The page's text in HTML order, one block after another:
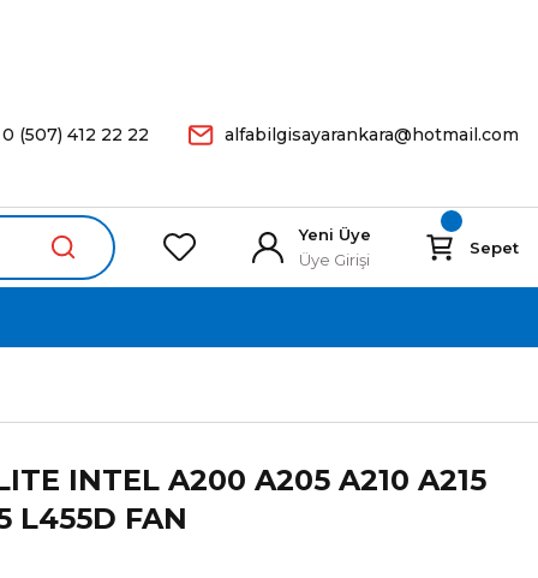
0 (507) 412 22 22 alfabilgisayarankara@hotmail.com
Yeni Üye
Üye Girişi
Sepet
INTEL A200 A205 A210 A215
L455D FAN